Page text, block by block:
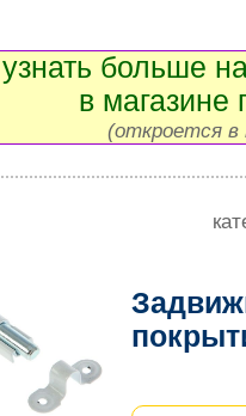
узнать больше
в магазине
(откроется в